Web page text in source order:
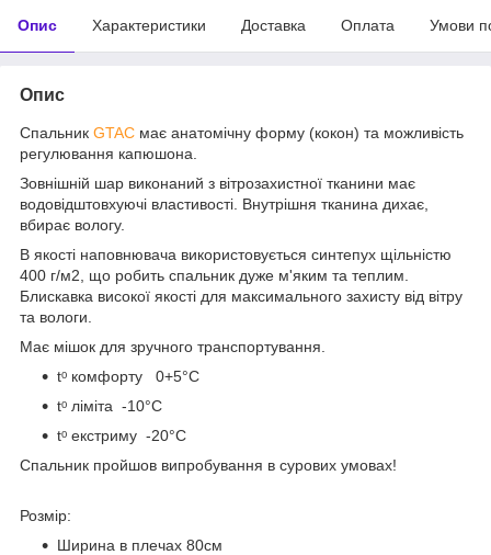
Опис Характеристики Доставка Оплата Умови
Опис
Спальник GTAC має анатомічну форму (кокон) та можливість
регулювання капюшона.
Зовнішній шар виконаний з вітрозахистної тканини має
водовідштовхуючі властивості. Внутрішня тканина дихає,
вбирає вологу.
В якості наповнювача використовується синтепух щільністю
400 г/м2, що робить спальник дуже м'яким та теплим.
Блискавка високої якості для максимального захисту від вітру
та вологи.
Має мішок для зручного транспортування.
tᵒ комфорту 0+5°C
tᵒ ліміта -10°C
tᵒ екстриму -20°C
Спальник пройшов випробування в сурових умовах!
Розмір:
Ширина в плечах 80см